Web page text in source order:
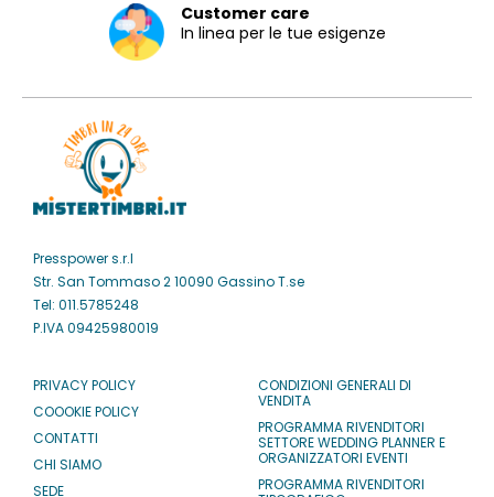
Customer care
In linea per le tue esigenze
Presspower s.r.l
Str. San Tommaso 2 10090 Gassino T.se
Tel: 011.5785248
P.IVA 09425980019
PRIVACY POLICY
COOOKIE POLICY
CONTATTI
CHI SIAMO
SEDE
CONDIZIONI GENERALI DI
VENDITA
PROGRAMMA RIVENDITORI
SETTORE WEDDING PLANNER E
ORGANIZZATORI EVENTI
PROGRAMMA RIVENDITORI